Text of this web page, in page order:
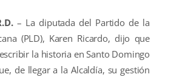
– La diputada del Partido de la
(PLD), Karen Ricardo, dijo que
la historia en Santo Domingo
de llegar a la Alcaldía, su gestión